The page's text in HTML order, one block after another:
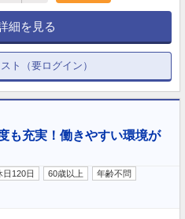
細を見る
ト（要ログイン）
も充実！働きやすい環境が
日120日 60歳以上
年齢不問